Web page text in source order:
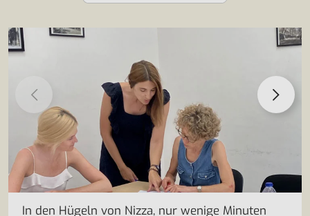
In den Hügeln von Nizza, nur wenige Minuten